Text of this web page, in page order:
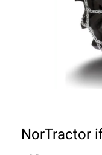
NorTractor